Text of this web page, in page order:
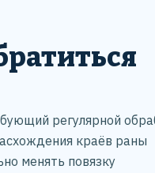
регулярной
краёв раны
менять повязку